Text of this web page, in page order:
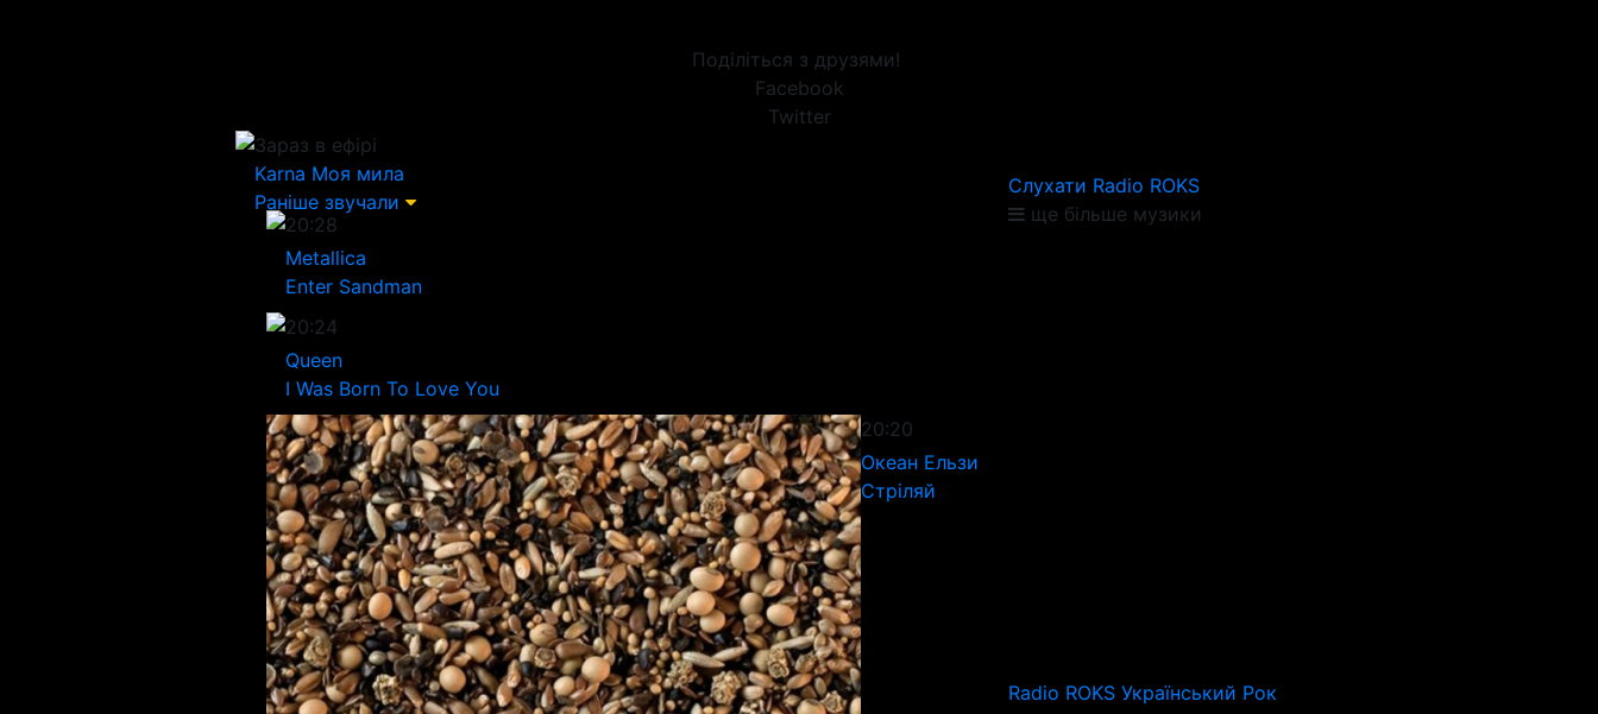
Поділіться з друзями!
Facebook
Twitter
Зараз в ефірі
Karna Моя мила
Раніше звучали
20:28
Metallica
Enter Sandman
20:24
Queen
I Was Born To Love You
20:20
Океан Ельзи
Стріляй
Слухати Radio ROKS
ще більше музики
Radio ROKS Український Рок